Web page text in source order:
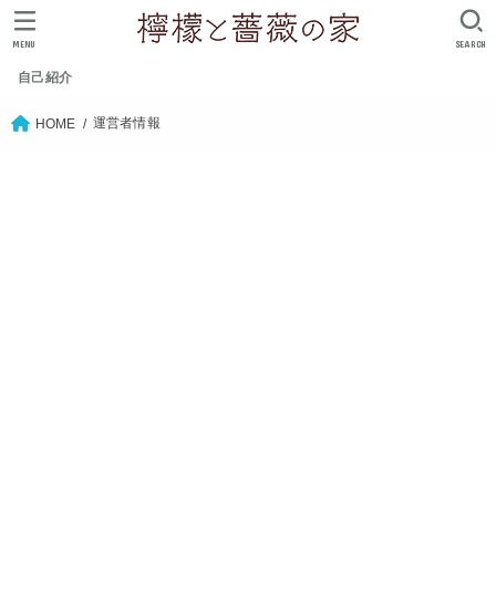
自己紹介
SEARCH
MENU
HOME 運営者情報